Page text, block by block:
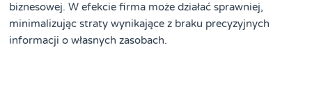
biznesowej. W efekcie firma może działać sprawniej,
minimalizując straty wynikające z braku precyzyjnych
informacji o własnych zasobach.